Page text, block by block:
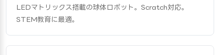
LEDマトリックス搭載の球体ロボット。Scratch対応。
STEM教育に最適。